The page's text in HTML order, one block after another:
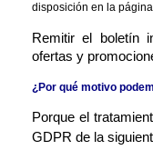
disposición en la
Remitir el boletín
ofertas y
¿Por qué motivo
Porque el
GDPR de la